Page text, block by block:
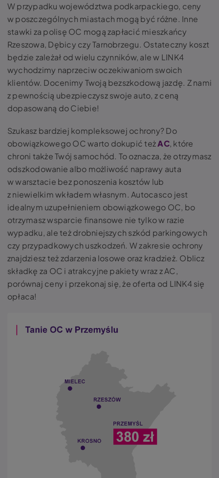
W przypadku województwa podkarpackiego, ceny
w poszczególnych miastach mogą być różne. Inne
stawki za polisę OC mogą zapłacić mieszkańcy
Rzeszowa, Dębicy czy Tarnobrzegu. Ostateczny koszt
będzie zależał od wielu czynników, ale w LINK4
wychodzimy naprzeciw oczekiwaniom swoich
klientów. Docenimy Twoją bezszkodową jazdę. Z nami
z pewnością ubezpieczysz swoje auto, z ceną
dopasowaną do Ciebie!
Szukasz bardziej kompleksowej ochrony? Do
obowiązkowego OC warto dokupić teżAC, które
chroni także Twój samochód. To oznacza, że otrzymasz
odszkodowanie albo możliwość naprawy auta
w warsztacie bez ponoszenia kosztów lub
z niewielkim wkładem własnym. Autocasco jest
idealnym uzupełnieniem obowiązkowego OC, bo
otrzymasz wsparcie finansowe nie tylko w razie
wypadku, ale też drobniejszych szkód parkingowych
czy przypadkowych uszkodzeń. W zakresie ochrony
znajdziesz też zdarzenia losowe oraz kradzież. Oblicz
składkę za OC i atrakcyjne pakiety wraz z AC,
porównaj ceny i przekonaj się, że oferta od LINK4 się
opłaca!